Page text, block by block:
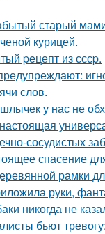
старый
курицей.
peцепт из сссp.
слов.
у нас не
сосудистых
спасение
рамки
руки,
никогда не
бьют